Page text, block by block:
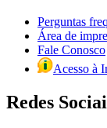
Perguntas
Área de
Fale Conosco
Acesso à
Redes